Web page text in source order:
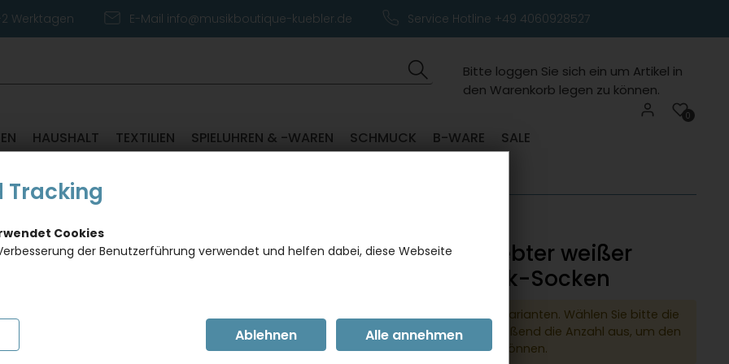
Werktagen E-Mail info@musikboutique-kuebler.de Service Hotline +49 4060928527
Bitte loggen Sie sich ein um Artikel in
den Warenkorb legen zu können.
0
HAUSHALT TEXTILIEN SPIELUHREN & -WAREN SCHMUCK B-WARE SALE
MUSIK-SOCKEN
Socken mit eingewebter weißer
Konzertgitarre, Musik-Socken
Dieses Produkt hat verschiedene Varianten. Wählen Sie bitte die
gewünschte Variante und anschließend die Anzahl aus, um den
Artikel in den Warenkorb legen zu können.
Tracking
Cookies
der Benutzerführung verwendet und helfen dabei, diese Webseite